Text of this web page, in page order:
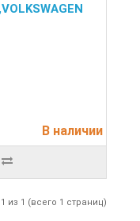
В наличии
из 1 (всего 1 страниц)